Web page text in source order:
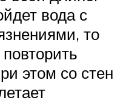
вода с
то
этом со стен